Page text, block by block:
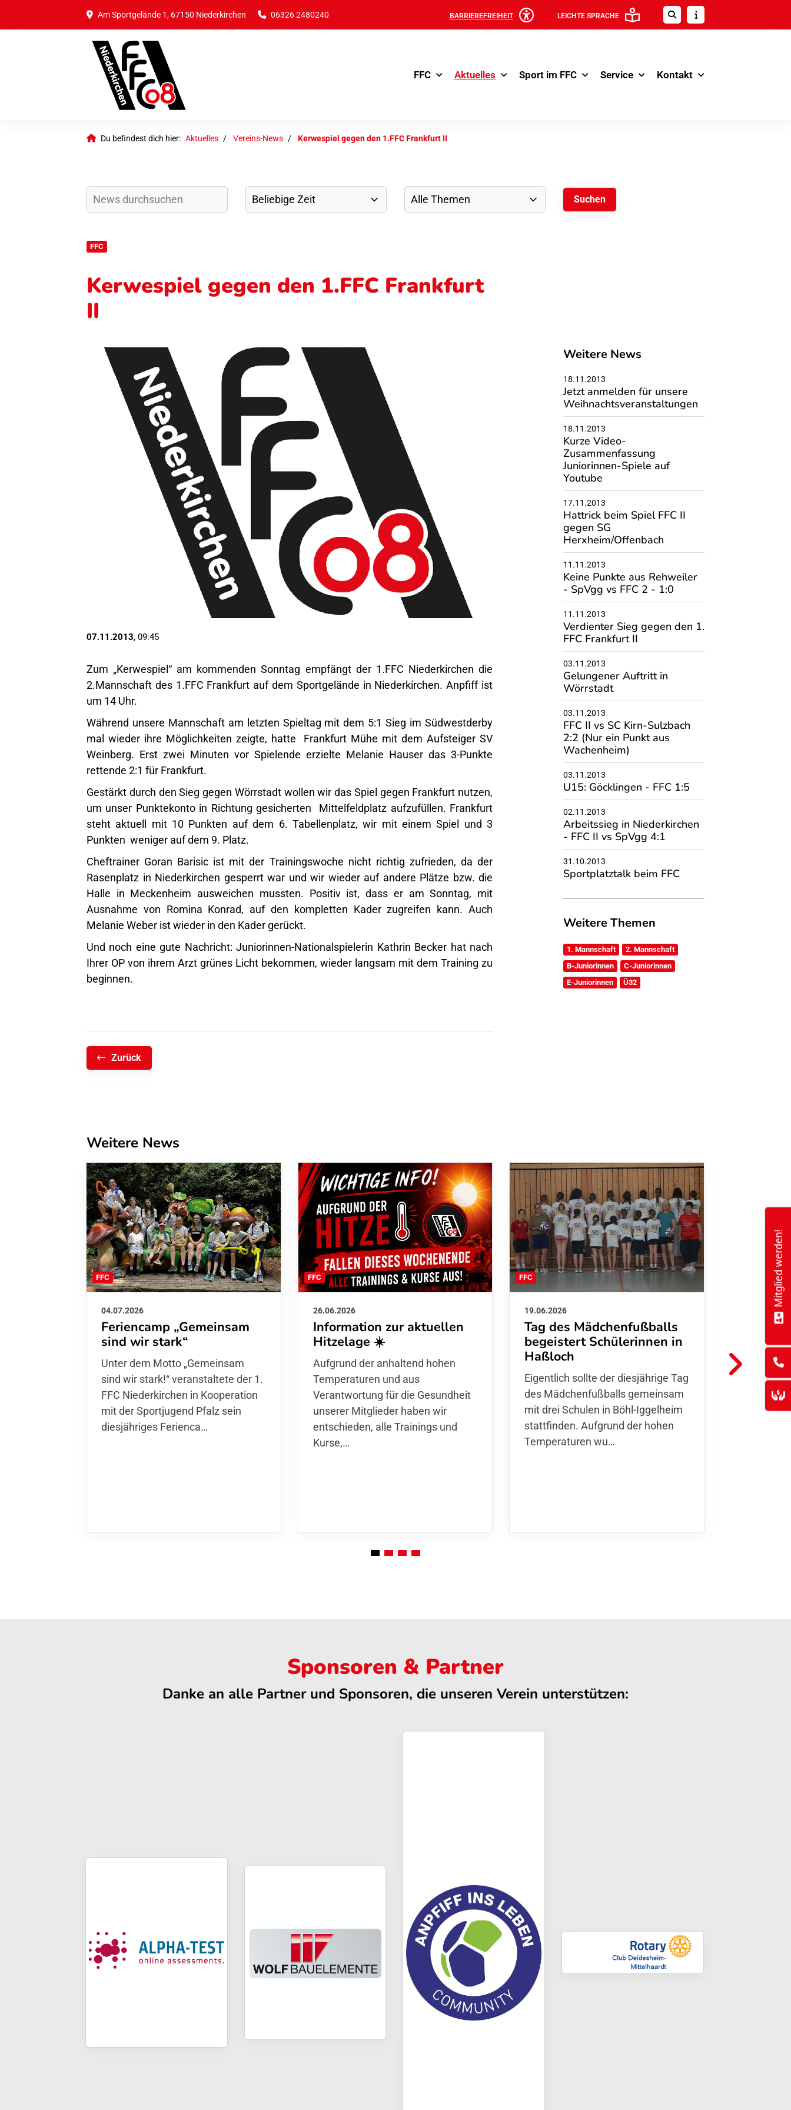
Am Sportgelände 1, 67150 Niederkirchen 06326 2480240 BARRIEREFREIHEIT LEICHTE SPRACHE
FFC Aktuelles Sport im FFC Service Kontakt
Du befindest dich hier: Aktuelles Vereins-News Kerwespiel gegen den 1.FFC Frankfurt II
FFC
Kerwespiel gegen den 1.FFC Frankfurt
II
07.11.2013, 09:45
Zum „Kerwespiel“ am kommenden Sonntag empfängt der 1.FFC Niederkirchen die
2.Mannschaft des 1.FFC Frankfurt auf dem Sportgelände in Niederkirchen. Anpfiff ist
um 14 Uhr.
Während unsere Mannschaft am letzten Spieltag mit dem 5:1 Sieg im Südwestderby
mal wieder ihre Möglichkeiten zeigte, hatte Frankfurt Mühe mit dem Aufsteiger SV
Weinberg. Erst zwei Minuten vor Spielende erzielte Melanie Hauser das 3-Punkte
rettende 2:1 für Frankfurt.
Gestärkt durch den Sieg gegen Wörrstadt wollen wir das Spiel gegen Frankfurt nutzen,
um unser Punktekonto in Richtung gesicherten Mittelfeldplatz aufzufüllen. Frankfurt
steht aktuell mit 10 Punkten auf dem 6. Tabellenplatz, wir mit einem Spiel und 3
Punkten weniger auf dem 9. Platz.
Cheftrainer Goran Barisic ist mit der Trainingswoche nicht richtig zufrieden, da der
Rasenplatz in Niederkirchen gesperrt war und wir wieder auf andere Plätze bzw. die
Halle in Meckenheim ausweichen mussten. Positiv ist, dass er am Sonntag, mit
Ausnahme von Romina Konrad, auf den kompletten Kader zugreifen kann. Auch
Melanie Weber ist wieder in den Kader gerückt.
Und noch eine gute Nachricht: Juniorinnen-Nationalspielerin Kathrin Becker hat nach
Ihrer OP von ihrem Arzt grünes Licht bekommen, wieder langsam mit dem Training zu
beginnen.
Zurück
Weitere News
18.11.2013
Jetzt anmelden für unsere
Weihnachtsveranstaltungen
18.11.2013
Kurze Video-
Zusammenfassung
Juniorinnen-Spiele auf
Youtube
17.11.2013
Hattrick beim Spiel FFC II
gegen SG
Herxheim/Offenbach
11.11.2013
Keine Punkte aus Rehweiler
- SpVgg vs FFC 2 - 1:0
11.11.2013
Verdienter Sieg gegen den 1.
FFC Frankfurt II
03.11.2013
Gelungener Auftritt in
Wörrstadt
03.11.2013
FFC II vs SC Kirn-Sulzbach
2:2 (Nur ein Punkt aus
Wachenheim)
03.11.2013
U15: Göcklingen - FFC 1:5
02.11.2013
Arbeitssieg in Niederkirchen
- FFC II vs SpVgg 4:1
31.10.2013
Sportplatztalk beim FFC
Weitere Themen
1. Mannschaft
2. Mannschaft
B-Juniorinnen
C-Juniorinnen
E-Juniorinnen
Ü32
Weitere News
FFC
04.07.2026
Feriencamp „Gemeinsam
sind wir stark“
Unter dem Motto „Gemeinsam sind
wir stark!“ veranstaltete der 1. FFC
Niederkirchen in Kooperation mit
der Sportjugend Pfalz sein
diesjähriges Ferienca…
FFC
26.06.2026
Information zur aktuellen
Hitzelage ☀️
Aufgrund der anhaltend hohen
Temperaturen und aus
Verantwortung für die Gesundheit
unserer Mitglieder haben wir
entschieden, alle Trainings und
Kurse,…
FFC
19.06.2026
Tag des Mädchenfußballs
begeistert Schülerinnen in
Haßloch
Eigentlich sollte der diesjährige Tag
des Mädchenfußballs gemeinsam
mit drei Schulen in Böhl-Iggelheim
stattfinden. Aufgrund der hohen
Temperaturen wu…
01.06.2026
Danke
FFC
Hoffmann
Thomas
den
Sponsoren & Partner
Danke an alle Partner und Sponsoren, die unseren Verein unterstützen:
Mitglied werden!